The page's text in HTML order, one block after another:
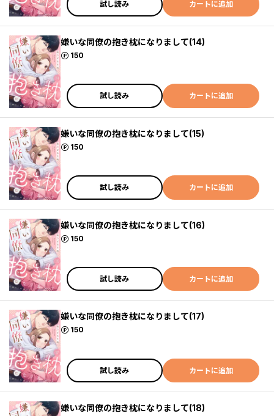
試し読み カートに追加
嫌いな同僚の抱き枕になりまして(14)
150
ポイント
試し読み カートに追加
嫌いな同僚の抱き枕になりまして(15)
150
ポイント
試し読み カートに追加
嫌いな同僚の抱き枕になりまして(16)
150
ポイント
試し読み カートに追加
嫌いな同僚の抱き枕になりまして(17)
150
ポイント
試し読み カートに追加
嫌いな同僚の抱き枕になりまして(18)